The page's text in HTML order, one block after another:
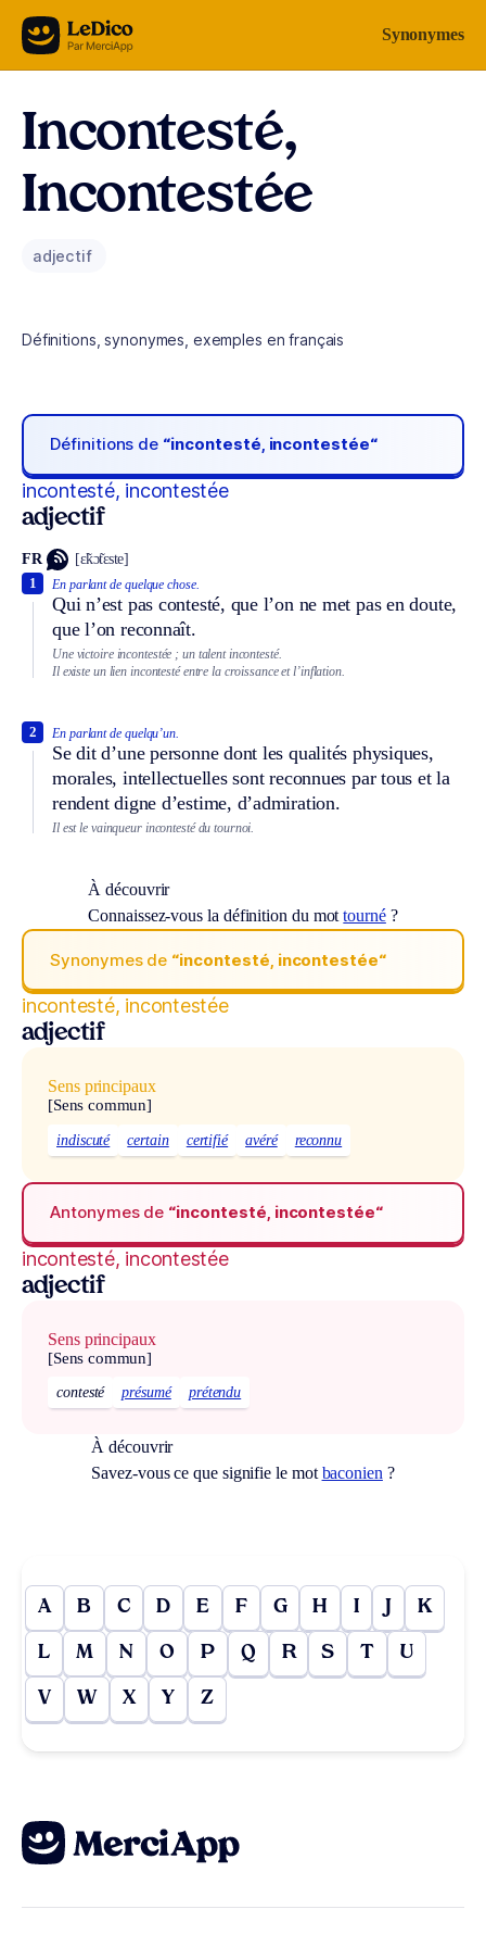
Aller au contenu Synonymes
Incontesté,
Incontestée
adjectif
Définitions, synonymes, exemples en français
Définitions de “incontesté, incontestée“
incontesté, incontestée
adjectif
FR [ɛ̃kɔ̃tɛste]
En parlant de quelque chose.
Qui n’est pas contesté, que l’on ne met pas en doute,
que l’on reconnaît.
1
Une victoire incontestée ; un talent incontesté.
Il existe un lien incontesté entre la croissance et l’inflation.
En parlant de quelqu’un.
Se dit d’une personne dont les qualités physiques,
morales, intellectuelles sont reconnues par tous et la
rendent digne d’estime, d’admiration.
2
Il est le vainqueur incontesté du tournoi.
À découvrir
Connaissez-vous la définition du mottourné?
Synonymes de “incontesté, incontestée“
incontesté, incontestée
adjectif
Sens principaux
[Sens commun]
indiscuté certain certifié avéré reconnu
Antonymes de “incontesté, incontestée“
incontesté, incontestée
adjectif
Sens principaux
[Sens commun]
contesté présumé prétendu
À découvrir
Savez-vous ce que signifie le mot baconien ?
A B C D E F G H I J K
L M N O P Q R S T U
V W X Y Z